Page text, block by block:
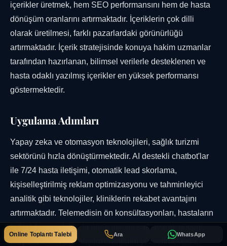
içerikler üretmek, hem SEO performansını hem de hasta
dönüşüm oranlarını artırmaktadır. İçeriklerin çok dilli
olarak üretilmesi, farklı pazarlardaki görünürlüğü
artırmaktadır. İçerik stratejisinde konuya hakim uzmanlar
tarafından hazırlanan, bilimsel verilerle desteklenen ve
hasta odaklı yazılmış içerikler en yüksek performansı
göstermektedir.
Uygulama Adımları
Yapay zeka ve otomasyon teknolojileri, sağlık turizmi
sektörünü hızla dönüştürmektedir. AI destekli chatbot'lar
ile 7/24 hasta iletişimi, otomatik lead skorlama,
kişiselleştirilmiş reklam optimizasyonu ve tahminleyici
analitik gibi teknolojiler, kliniklerin rekabet avantajını
artırmaktadır. Telemedisin ön konsültasyonları, hastaların
tedavi öncesi doktorla görüşmesini sağlayarak güven
oluşturmakta ve dönüşüm oranlarını yükseltmektedir.
Ara WhatsApp
Online Toplantı Talebi